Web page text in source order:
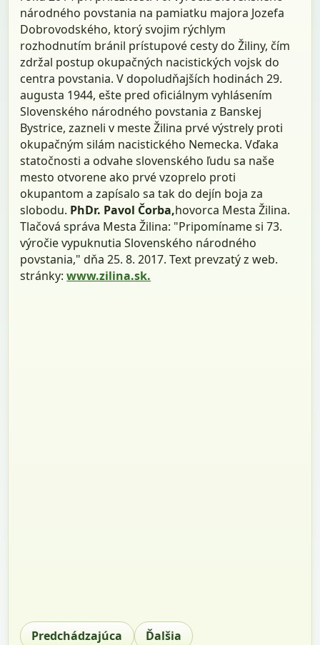
národného povstania na pamiatku majora Jozefa
Dobrovodského, ktorý svojim rýchlym
rozhodnutím bránil prístupové cesty do Žiliny, čím
zdržal postup okupačných nacistických vojsk do
centra povstania. V dopoludňajších hodinách 29.
augusta 1944, ešte pred oficiálnym vyhlásením
Slovenského národného povstania z Banskej
Bystrice, zazneli v meste Žilina prvé výstrely proti
okupačným silám nacistického Nemecka. Vďaka
statočnosti a odvahe slovenského ľudu sa naše
mesto otvorene ako prvé vzoprelo proti
okupantom a zapísalo sa tak do dejín boja za
slobodu. PhDr. Pavol Čorba,hovorca Mesta Žilina.
Tlačová správa Mesta Žilina: "Pripomíname si 73.
výročie vypuknutia Slovenského národného
povstania," dňa 25. 8. 2017. Text prevzatý z web.
stránky:www.zilina.sk.
Predchádzajúca Ďalšia